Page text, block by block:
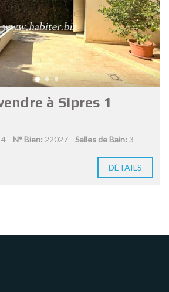
à Sipres 1
4 N° Bien: 22027 Salles de Bain: 3
DÉTAILS